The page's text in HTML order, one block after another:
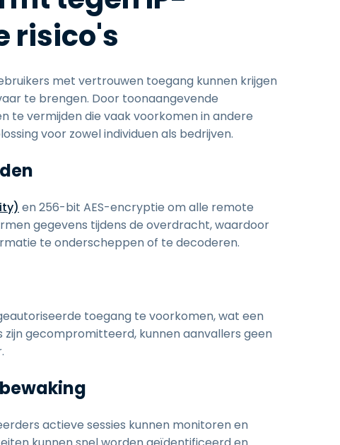
risico's
met vertrouwen toegang kunnen krijgen
te brengen. Door toonaangevende
te vermijden die vaak voorkomen in andere
voor zowel individuen als bedrijven.
en 256-bit AES-encryptie om alle remote
gegevens tijdens de overdracht, waardoor
te onderscheppen of te decoderen.
toegang te voorkomen, wat een
gecompromitteerd, kunnen aanvallers geen
actieve sessies kunnen monitoren en